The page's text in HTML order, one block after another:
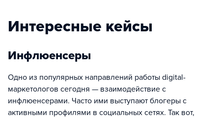
Интересные кейсы
Инфлюенсеры
Одно из популярных направлений работы digital-
маркетологов сегодня — взаимодействие с
инфлюенсерами. Часто ими выступают блогеры с
активными профилями в социальных сетях. Так вот,